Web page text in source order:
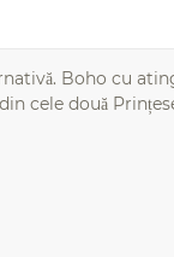
Boho cu
cele două